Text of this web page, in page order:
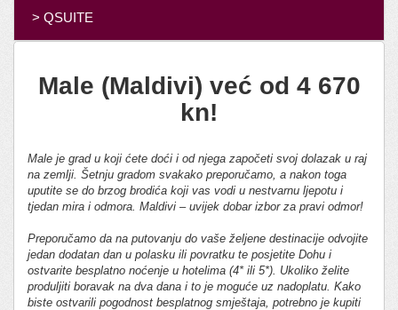
> QSUITE
Male (Maldivi) već od 4 670
kn!
Male je grad u koji ćete doći i od njega započeti svoj dolazak u raj
na zemlji. Šetnju gradom svakako preporučamo, a nakon toga
uputite se do brzog brodića koji vas vodi u nestvarnu ljepotu i
tjedan mira i odmora. Maldivi – uvijek dobar izbor za pravi odmor!
Preporučamo da na putovanju do vaše željene destinacije odvojite
jedan dodatan dan u polasku ili povratku te posjetite Dohu i
ostvarite besplatno noćenje u hotelima (4* ili 5*). Ukoliko želite
produljiti boravak na dva dana i to je moguće uz nadoplatu. Kako
biste ostvarili pogodnost besplatnog smještaja, potrebno je kupiti